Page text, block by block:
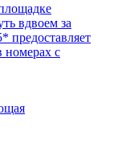
вдвоем за
предоставляет
номерах с